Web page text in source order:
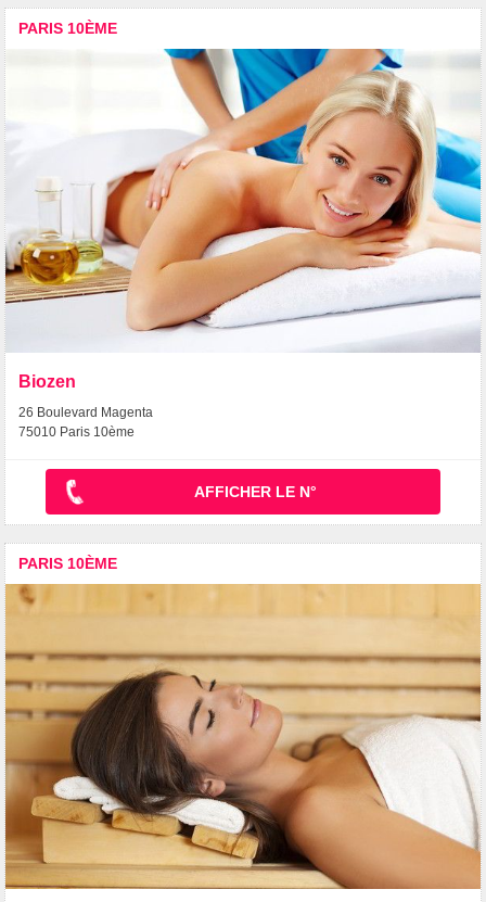
PARIS 10ÈME
Biozen
26 Boulevard Magenta
75010 Paris 10ème
AFFICHER LE N°
PARIS 10ÈME